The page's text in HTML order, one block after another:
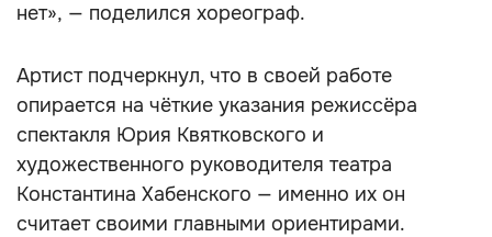
нет», — поделился хореограф.
Артист подчеркнул, что в своей работе
опирается на чёткие указания режиссёра
спектакля Юрия Квятковского и
художественного руководителя театра
Константина Хабенского — именно их он
считает своими главными ориентирами.